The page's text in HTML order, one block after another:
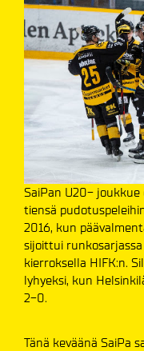
SaiPan U20-
tiensä
2016, kun
sijoittui
kierroksella HIFK:n.
lyhyeksi, kun
2-0.
Tänä keväänä SaiPa